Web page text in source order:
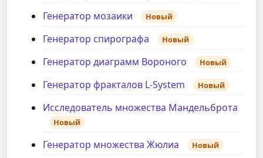
Генератор мозаики Новый
Генератор спирографа Новый
Генератор диаграмм Вороного Новый
Генератор фракталов L-System Новый
Исследователь множества Мандельброта
Новый
Генератор множества Жюлиа Новый